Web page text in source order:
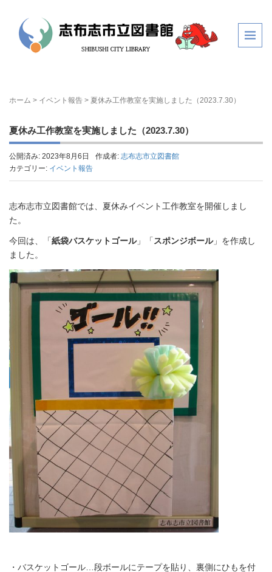
ホーム > イベント報告 > 夏休み工作教室を実施しました（2023.7.30）
夏休み工作教室を実施しました（2023.7.30）
公開済み: 2023年8月6日 作成者: 志布志市立図書館
カテゴリー: イベント報告
志布志市立図書館では、夏休みイベント工作教室を開催しまし
た。
今回は、「紙袋バスケットゴール」「 スポンジボール」を作成し
ました。
・バスケットゴール…段ボールにテープを貼り、裏側にひもを付